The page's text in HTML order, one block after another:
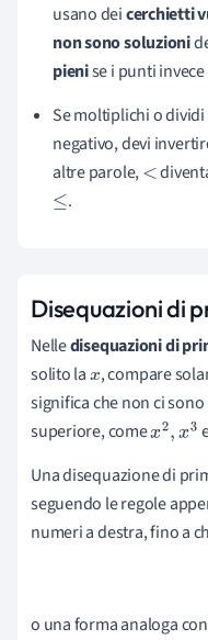
usano deicerchietti
non sono soluzioni
pienise i punti invece
Se moltiplichi o
negativo, devi
altre parole,<
≤ .
Disequazioni di
Nelledisequazioni di
solito lax , compare
significa che non ci
superiore, comex2,x3
Una disequazione di
seguendo le regole
numeri a destra, fino a
o una forma analoga